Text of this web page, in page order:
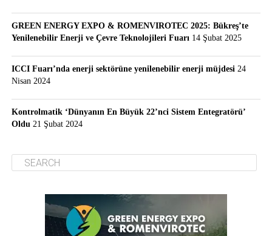
GREEN ENERGY EXPO & ROMENVIROTEC 2025: Bükreş’te
Yenilenebilir Enerji ve Çevre Teknolojileri Fuarı 14 Şubat 2025
ICCI Fuarı’nda enerji sektörüne yenilenebilir enerji müjdesi 24
Nisan 2024
Kontrolmatik ‘Dünyanın En Büyük 22’nci Sistem Entegratörü’
Oldu 21 Şubat 2024